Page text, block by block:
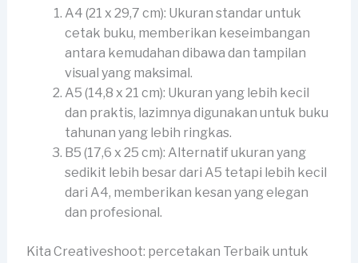
A4 (21 x 29,7 cm): Ukuran standar untuk
cetak buku, memberikan keseimbangan
antara kemudahan dibawa dan tampilan
visual yang maksimal.
A5 (14,8 x 21 cm): Ukuran yang lebih kecil
dan praktis, lazimnya digunakan untuk buku
tahunan yang lebih ringkas.
B5 (17,6 x 25 cm): Alternatif ukuran yang
sedikit lebih besar dari A5 tetapi lebih kecil
dari A4, memberikan kesan yang elegan
dan profesional.
Kita Creativeshoot: percetakan Terbaik untuk